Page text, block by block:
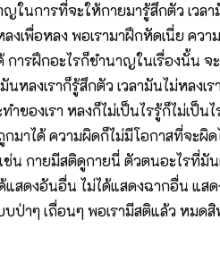
ในการที่จะให้กายมารู้สึกตัว เวล
เพื่อหลง พอเรามาฝึกหัดเนี่ย ควา
ารฝึกอะไรก็ชำนาญในเรื่องนั้น จ
ลงเราก็รู้สึกตัว เวลามันไม่หลงเ
องเรา หลงก็ไม่เป็นไรรู้ก็ไม่เป็น
มาได้ ความผิดก็ไม่มีโอกาสที่จะผิ
น กายมีสติดูกายนี่ ตัวตนอะไรที่มั
สดงอันอื่น ไม่ได้แสดงฉากอื่น แส
ป่าๆ เถื่อนๆ พอเรามีสติแล้ว หมด